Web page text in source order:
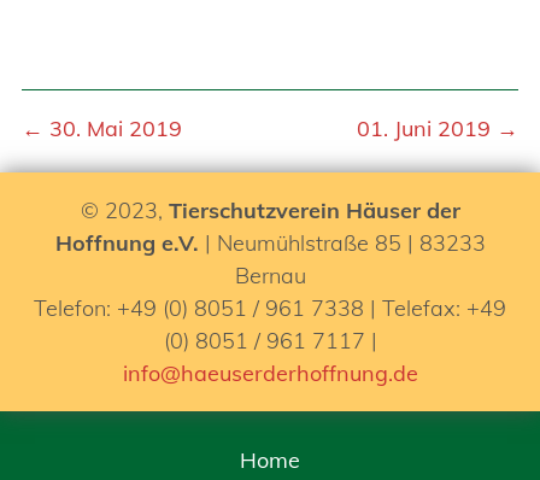
← 30. Mai 2019 01. Juni 2019 →
© 2023, Tierschutzverein Häuser der
Hoffnung e.V. | Neumühlstraße 85 | 83233
Bernau
Telefon: +49 (0) 8051 / 961 7338 | Telefax: +49
(0) 8051 / 961 7117 |
info@haeuserderhoffnung.de
Home